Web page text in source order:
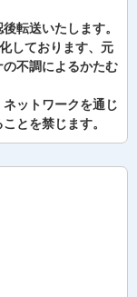
転送いたします。
しております、元
不調によるかたむ
ットワークを通じ
とを禁じます。